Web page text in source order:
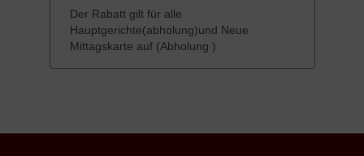
Der Rabatt gilt für alle
Hauptgerichte(abholung)und Neue
Mittagskarte auf (Abholung )